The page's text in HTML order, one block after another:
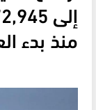
منذ بدء